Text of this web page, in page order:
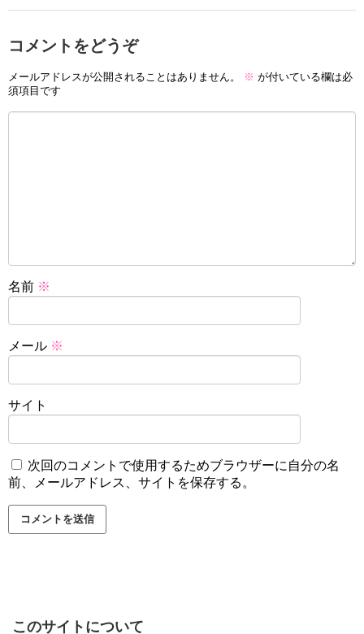
コメントをどうぞ
メールアドレスが公開されることはありません。 ※ が付いている欄は必
須項目です
名前 ※
メール ※
サイト
次回のコメントで使用するためブラウザーに自分の名
前、メールアドレス、サイトを保存する。
このサイトについて